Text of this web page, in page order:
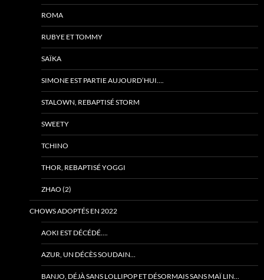
ROMA
RUBYE ET TOMMY
SAÏKA
SIMONE EST PARTIE AUJOURD’HUI….
STALOWN, REBAPTISÉ STORM
SWEETY
TCHINO
THOR, REBAPTISÉ YOGGI
ZHAO (2)
CHOWS ADOPTÉS EN 2022
AOKI EST DÉCÉDÉ….
AZUR, UN DÉCÈS SOUDAIN…
BANJO, DÉJÀ SANS LOLLIPOP ET DÉSORMAIS SANS MAÏ LIN…